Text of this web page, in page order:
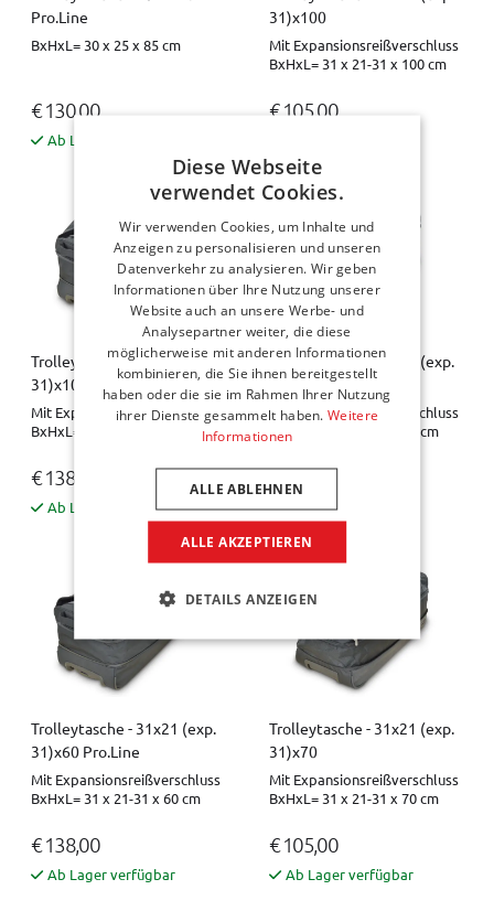
Pro.Line
BxHxL= 30 x 25 x 85 cm
€ 130,00
Ab Lager verfügbar
31)x100
Mit Expansionsreißverschluss
BxHxL= 31 x 21-31 x 100 cm
€ 105,00
Trolleytasche - 31x21 (exp.
31)x100 Pro.Line
Mit Expansionsreißverschluss
BxHxL= 31 x 21-31 x 100 cm
€ 138,00
Ab Lager verfügbar
Trolleytasche - 31x21 (exp.
31)x60
Mit Expansionsreißverschluss
BxHxL= 31 x 21-31 x 60 cm
€ 105,00
Ab Lager verfügbar
Trolleytasche - 31x21 (exp.
31)x60 Pro.Line
Mit Expansionsreißverschluss
BxHxL= 31 x 21-31 x 60 cm
€ 138,00
Ab Lager verfügbar
Trolleytasche - 31x21 (exp.
31)x70
Mit Expansionsreißverschluss
BxHxL= 31 x 21-31 x 70 cm
€ 105,00
Ab Lager verfügbar
Diese Webseite
verwendet Cookies.
Wir verwenden Cookies, um Inhalte und
Anzeigen zu personalisieren und unseren
Datenverkehr zu analysieren. Wir geben
Informationen über Ihre Nutzung unserer
Website auch an unsere Werbe- und
Analysepartner weiter, die diese
möglicherweise mit anderen Informationen
kombinieren, die Sie ihnen bereitgestellt
haben oder die sie im Rahmen Ihrer Nutzung
ihrer Dienste gesammelt haben. Weitere
Informationen
ALLE AKZEPTIEREN
ALLE ABLEHNEN
DETAILS ANZEIGEN